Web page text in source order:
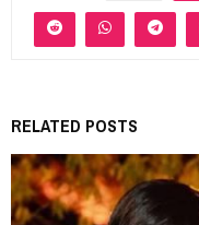
RELATED POSTS